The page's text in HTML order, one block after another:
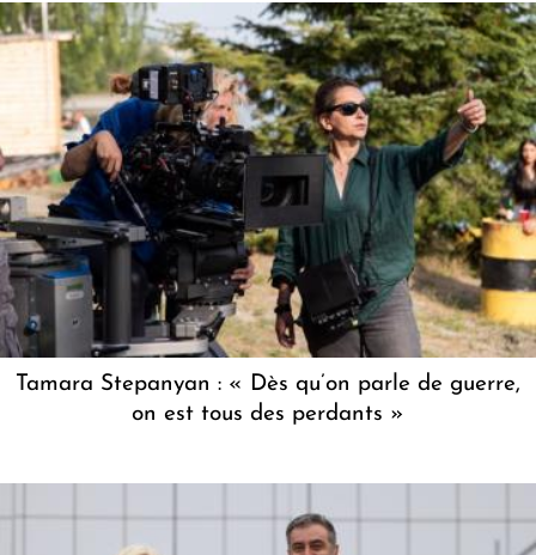
Tamara Stepanyan : « Dès qu’on parle de guerre,
on est tous des perdants »